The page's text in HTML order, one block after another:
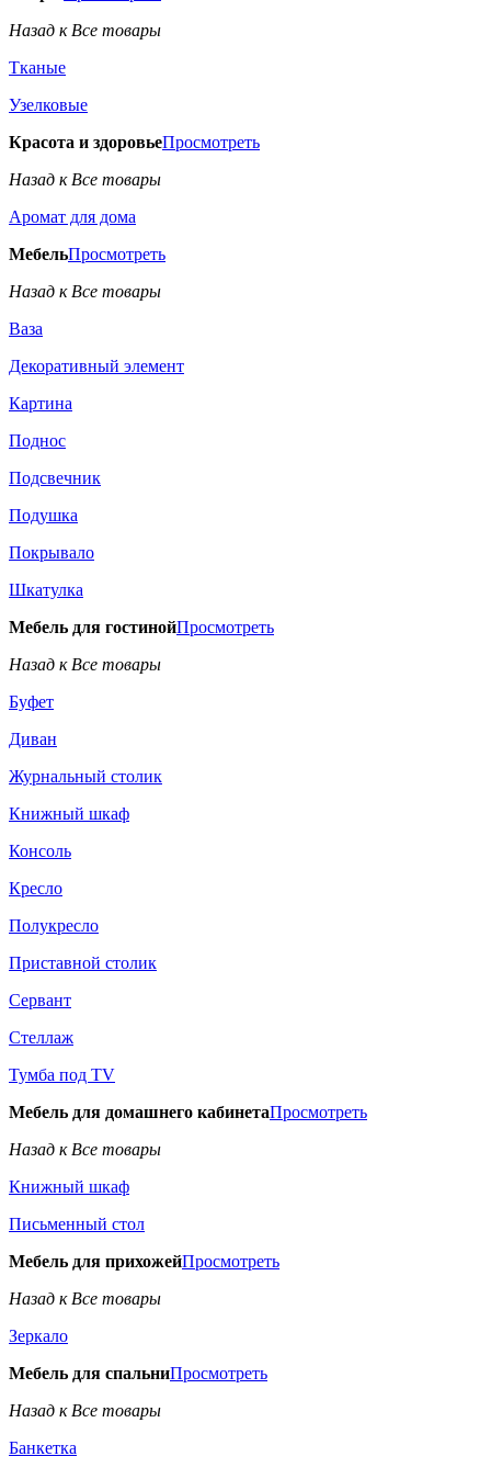
Назад к Все товары
Тканые
Узелковые
Красота и здоровьеПросмотреть
Назад к Все товары
Аромат для дома
МебельПросмотреть
Назад к Все товары
Ваза
Декоративный элемент
Картина
Поднос
Подсвечник
Подушка
Покрывало
Шкатулка
Мебель для гостинойПросмотреть
Назад к Все товары
Буфет
Диван
Журнальный столик
Книжный шкаф
Консоль
Кресло
Полукресло
Приставной столик
Сервант
Стеллаж
Тумба под TV
Мебель для домашнего кабинетаПросмотреть
Назад к Все товары
Книжный шкаф
Письменный стол
Мебель для прихожейПросмотреть
Назад к Все товары
Зеркало
Мебель для спальниПросмотреть
Назад к Все товары
Банкетка